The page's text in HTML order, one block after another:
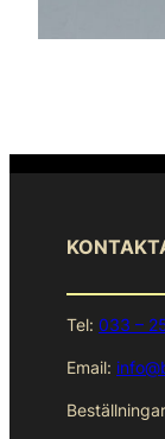
Tel: 033 –
Email: